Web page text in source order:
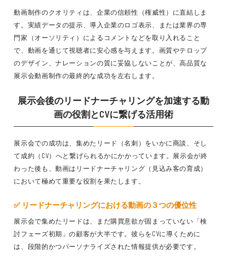
動画制作のクオリティは、企業の信頼性（権威性）に直結しま
す。実績データの提示、導入企業のロゴ表示、または業界の専
門家（オーソリティ）によるコメントなどを取り入れること
で、動画を通じて視聴者に安心感を与えます。画質やテロップ
のデザイン、ナレーションの質に妥協しないことが、高品質な
展示会動画制作の最終的な成功を左右します。
展示会後のリードナーチャリングを加速する動
画の役割とCVに繋げる活用術
展示会での成功は、集めたリード（名刺）をいかに商談、そし
て成約（CV）へと繋げられるかにかかっています。展示会が終
わった後も、動画はリードナーチャリング（見込み客の育成）
において極めて重要な役割を果たします。
✅ リードナーチャリングにおける動画の３つの優位性
展示会で集めたリードは、まだ購買意欲が固まっていない「検
討フェーズ初期」の顧客が大半です。彼らをCVに導くために
は、段階的かつパーソナライズされた情報提供が必要です。